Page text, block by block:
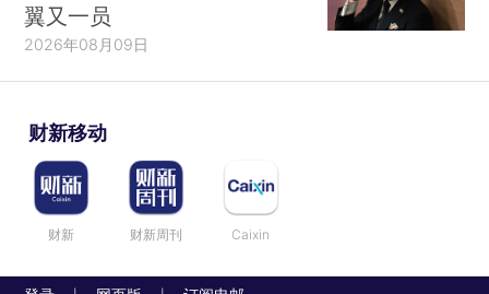
翼又一员
2026年08月09日
财新移动
财新 财新周刊 Caixin